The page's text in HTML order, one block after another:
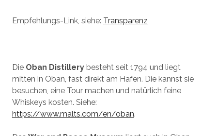
Empfehlungs-Link, siehe: Transparenz
Die Oban Distillerybesteht seit 1794 und liegt
mitten in Oban, fast direkt am Hafen. Die kannst sie
besuchen, eine Tour machen und natürlich feine
Whiskeys kosten. Siehe:
https://www.malts.com/en/oban.